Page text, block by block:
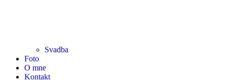
Svadba
Foto
O mne
Kontakt